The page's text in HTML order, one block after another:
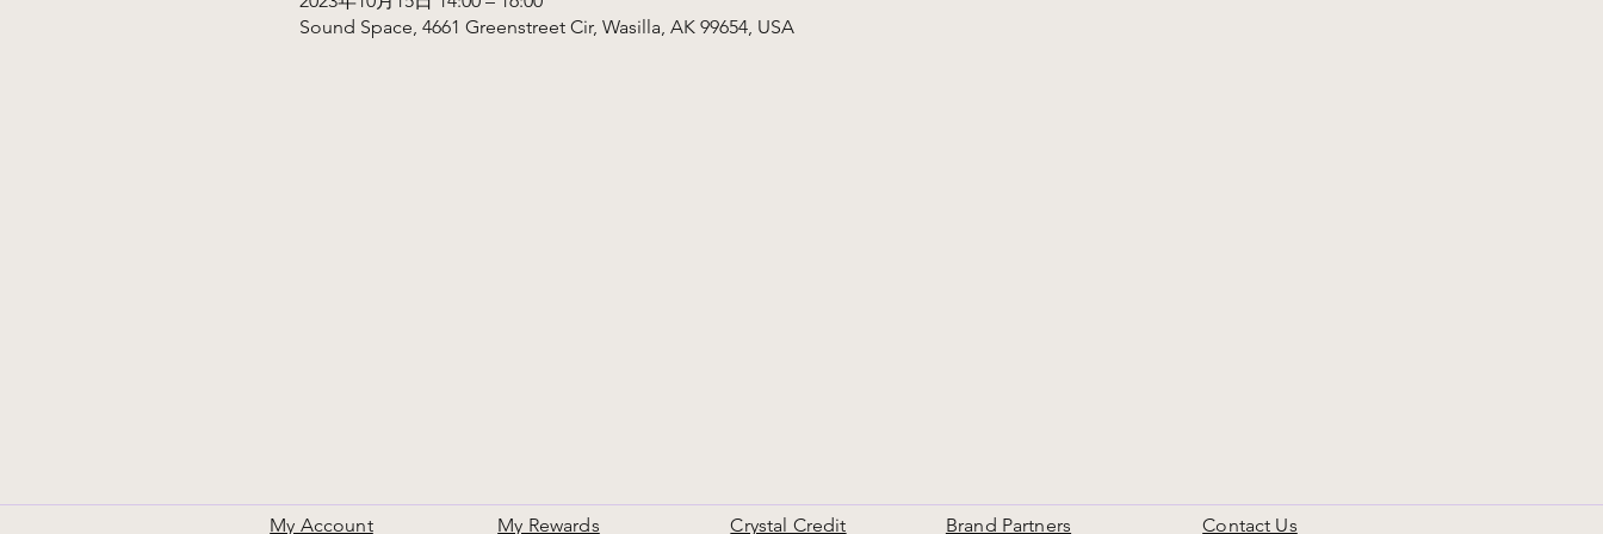
Sound Space, 4661 Greenstreet Cir, Wasilla, AK 99654, USA
My Account My Rewards Crystal Credit Brand Partners Contact Us